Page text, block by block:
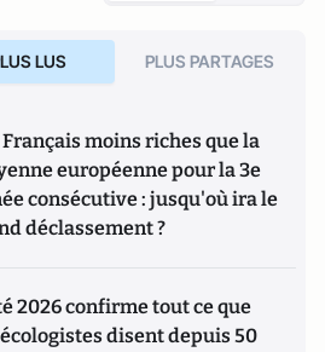
LUS PLUS PARTAGES
Français moins riches que la
européenne pour la 3e
consécutive : jusqu'où ira le
déclassement ?
2026 confirme tout ce que
disent depuis 50